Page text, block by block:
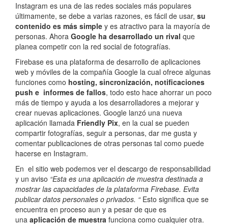
Instagram es una de las redes sociales más populares
últimamente, se debe a varias razones, es fácil de usar, su
contenido es más simple y es atractivo para la mayoría de
personas. Ahora Google ha desarrollado un rival que
planea competir con la red social de fotografías.
Firebase es una plataforma de desarrollo de aplicaciones
web y móviles de la compañía Google la cual ofrece algunas
funciones como hosting, sincronización, notificaciones
push e informes de fallos, todo esto hace ahorrar un poco
más de tiempo y ayuda a los desarrolladores a mejorar y
crear nuevas aplicaciones. Google lanzó una nueva
aplicación llamada Friendly Pix, en la cual se pueden
compartir fotografías, seguir a personas, dar me gusta y
comentar publicaciones de otras personas tal como puede
hacerse en Instagram.
En el sitio web podemos ver el descargo de responsabilidad
y un aviso “Esta es una aplicación de muestra destinada a
mostrar las capacidades de la plataforma Firebase. Evita
publicar datos personales o privados. “ Esto significa que se
encuentra en proceso aun y a pesar de que es
una aplicación de muestra funciona como cualquier otra.